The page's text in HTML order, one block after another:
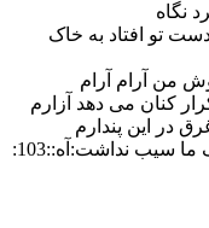
نگاه
تو افتاد به خاک
من آرام آرام
کنان می دهد آزارم
در این پندارم
سیب نداشت:آه::103: